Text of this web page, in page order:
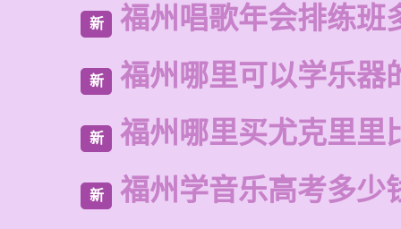
新 福州唱歌年会排练班
新 福州哪里可以学乐器
新 福州哪里买尤克里里
新 福州学音乐高考多少